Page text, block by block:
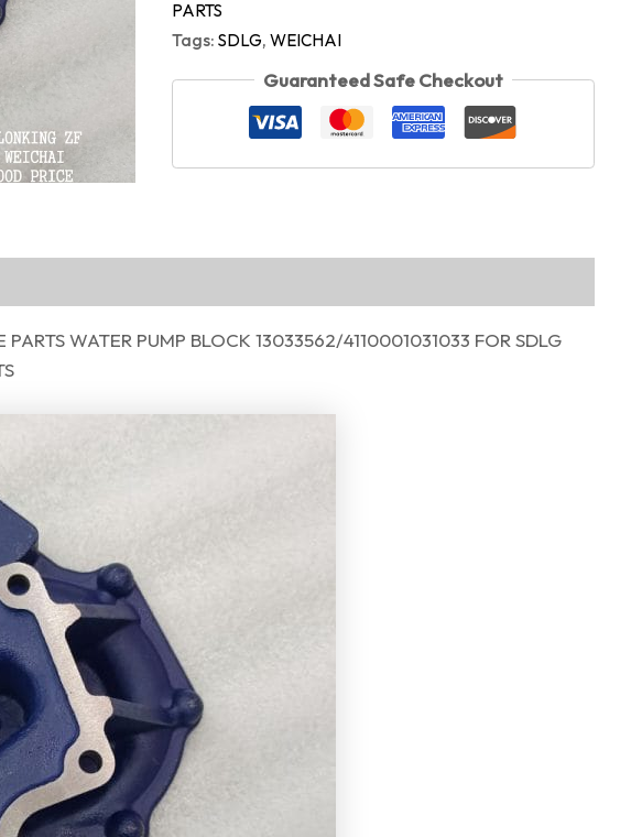
PARTS
Tags: SDLG, WEICHAI
Guaranteed Safe Checkout
WATER PUMP BLOCK 13033562/4110001031033 FOR SDLG